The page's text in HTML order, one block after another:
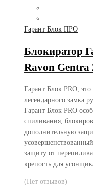
Гарант Блок ПРО
Блокиратор
Ravon Gentra
Гарант Блок PRO,
легендарного замка
Гарант Блок PRO
спиливания,
дополнительную
защиту от
крепость для
(Нет отзывов)